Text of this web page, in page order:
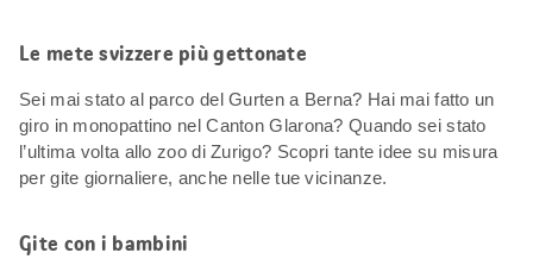
Le mete svizzere più gettonate
Sei mai stato al parco del Gurten a Berna? Hai mai fatto un
giro in monopattino nel Canton Glarona? Quando sei stato
l’ultima volta allo zoo di Zurigo? Scopri tante idee su misura
per gite giornaliere, anche nelle tue vicinanze.
Gite con i bambini